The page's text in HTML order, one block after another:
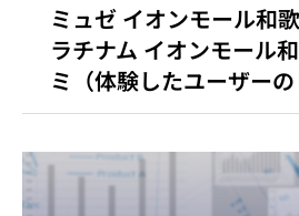
ミュゼ イオンモール和
ラチナム イオンモール
ミ（体験したユーザーの